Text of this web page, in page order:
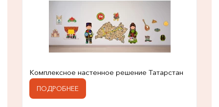
Комплексное настенное решение Татарстан
ПОДРОБНЕЕ